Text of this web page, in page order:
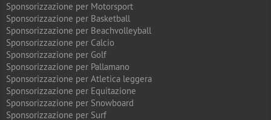
Sponsorizzazione per Motorsport
Sponsorizzazione per Basketball
Sponsorizzazione per Beachvolleyball
Sponsorizzazione per Calcio
Sponsorizzazione per Golf
Sponsorizzazione per Pallamano
Sponsorizzazione per Atletica leggera
Sponsorizzazione per Equitazione
Sponsorizzazione per Snowboard
Sponsorizzazione per Surf